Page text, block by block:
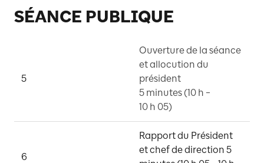
SÉANCE PUBLIQUE
5
Ouverture de la séance
et allocution du
président
5 minutes (10 h –
10 h 05)
6
Rapport du Président
et chef de direction 5